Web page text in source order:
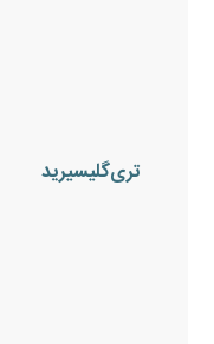
تری‌گلیسیرید